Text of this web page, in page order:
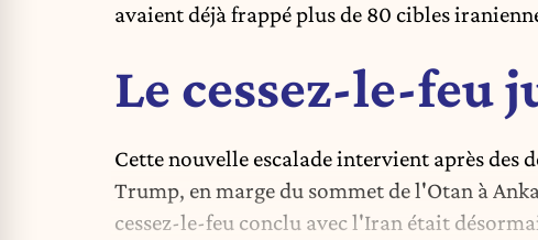
avaient déjà frappé plus de 80 cibles
Le cessez-le-feu
Cette nouvelle escalade intervient après
Trump, en marge du sommet de l'Otan à
cessez-le-feu conclu avec l'Iran était